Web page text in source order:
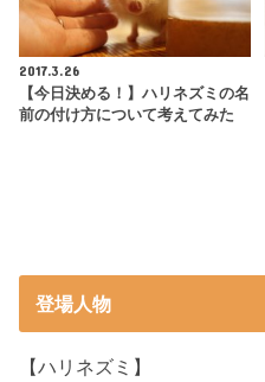
2017.3.26
【今日決める！】ハリネズミの名
前の付け方について考えてみた
登場人物
【ハリネズミ】